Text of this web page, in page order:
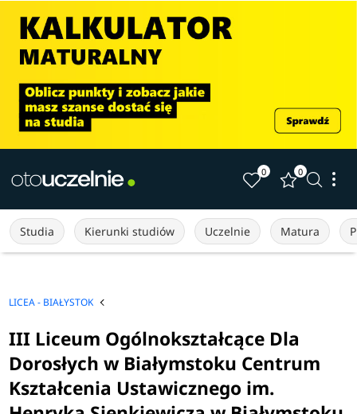
0 0
Studia Kierunki studiów Uczelnie Matura
LICEA - BIAŁYSTOK
III Liceum Ogólnokształcące Dla
Dorosłych w Białymstoku Centrum
Kształcenia Ustawicznego im.